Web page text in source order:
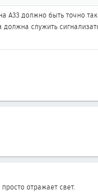
А33 должно быть точно
служить
отражает свет.